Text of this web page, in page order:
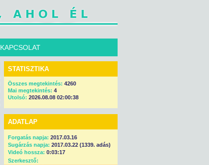
KAPCSOLAT
STATISZTIKA
Összes megtekintés: 4260
Mai megtekintés: 4
Utolsó: 2026.08.08 02:00:38
ADATLAP
Forgatás napja: 2017.03.16
Sugárzás napja: 2017.03.22 (1339. adás)
Videó hossza: 0:03:17
Szerkesztő: